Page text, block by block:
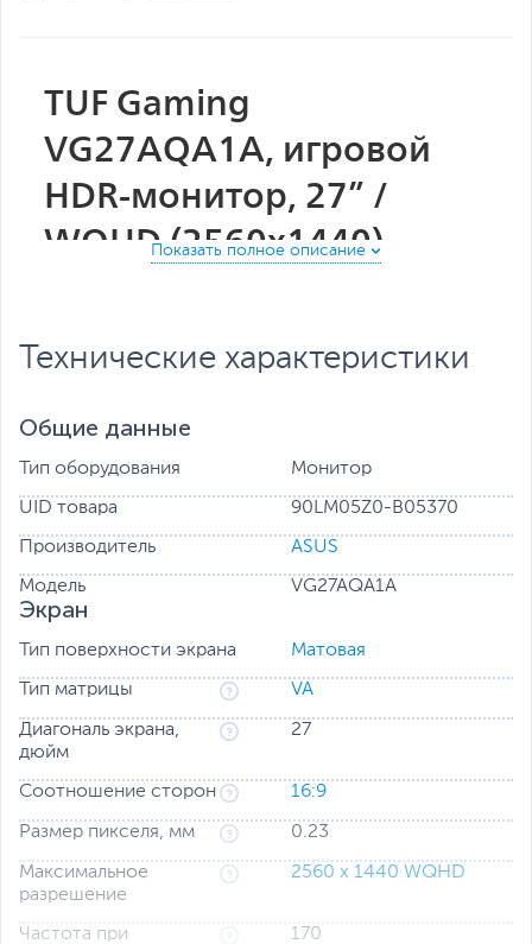
TUF Gaming
VG27AQA1A, игровой
HDR-монитор, 27” /
WQHD (2560x1440),
смазывания (ELMB),
FreeSync Premium, 1 мс
(MPRT), Shadow Boost,
DisplayWidget Lite
27-дюймовый монитор с разрешением
профессиональных киберспортсменов и
увлеченных геймеров
низкое время отклика – 1 мс (MPRT)
качество изображения за счет переменной
по умолчанию)
Расширенный динамический диапазон:
соответствие стандарту HDR-10
Технические характеристики
Общие данные
Тип оборудования Монитор
UID товара 90LM05Z0-B05370
Производитель ASUS
Модель VG27AQA1A
Экран
Тип поверхности экрана Матовая
Тип матрицы VA
Диагональ экрана,
дюйм
27
Соотношение сторон 16:9
Размер пикселя, мм 0.23
Максимальное
разрешение
2560 x 1440 WQHD
Частота при
170